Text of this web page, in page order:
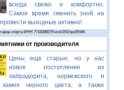
всегда свежо и комфортно.
Самое время сменить зной на
выходные активно!
спорта ИНН 7718289279 erid:2SDnje2Eh6K
от производителя
Цены ещё старые, но у нас
новое поступление из
лабрадорита, норвежского и
камня черного цвета, а также